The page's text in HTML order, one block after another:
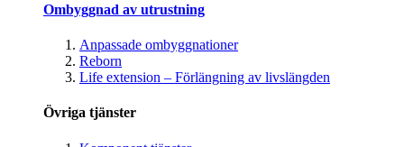
Ombyggnad av utrustning
Anpassade ombyggnationer
Reborn
Life extension – Förlängning av livslängden
Övriga tjänster